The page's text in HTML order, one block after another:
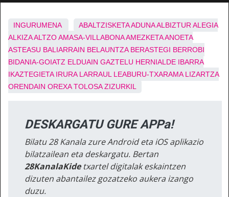
INGURUMENA ABALTZISKETAADUNAALBIZTUR ALEGIA
ALKIZAALTZOAMASA-VILLABONAAMEZKETAANOETA
ASTEASU BALIARRAIN BELAUNTZA BERASTEGI BERROBI
BIDANIA-GOIATZ ELDUAIN GAZTELU HERNIALDE IBARRA
IKAZTEGIETA IRURA LARRAUL LEABURU-TXARAMA LIZARTZA
ORENDAIN OREXA TOLOSA ZIZURKIL
DESKARGATU GURE APPa!
Bilatu 28 Kanala zure Android eta iOS aplikazio
bilatzailean eta deskargatu. Bertan
28KanalaKidetxartel digitalak eskaintzen
dizuten abantailez gozatzeko aukera izango
duzu.